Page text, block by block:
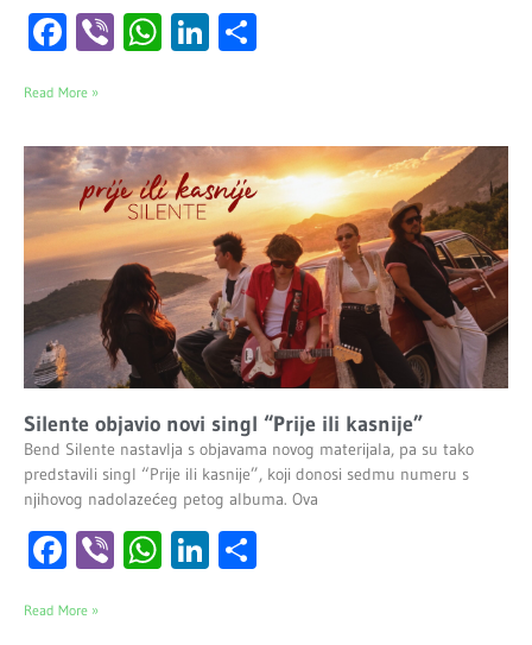
Facebook
ViberWhatsApp
LinkedIn
Read More »
Silente objavio novi singl “Prije ili kasnije”
Bend Silente nastavlja s objavama novog materijala, pa su tako
predstavili singl “Prije ili kasnije”, koji donosi sedmu numeru s
njihovog nadolazećeg petog albuma. Ova
Facebook
ViberWhatsApp
LinkedIn
Read More »